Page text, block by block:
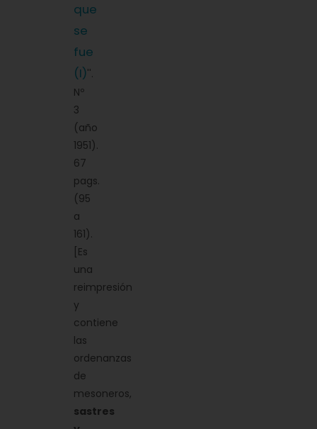
que
se
fue
(I)''.
Nº
3
(año
1951).
67
pags.
(95
a
161).
[Es
una
reimpresión
y
contiene
las
ordenanzas
de
mesoneros,
sastres